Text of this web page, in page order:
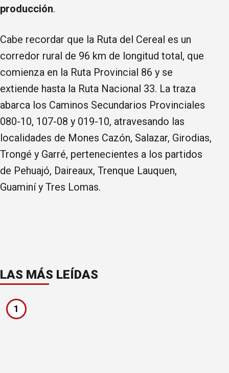
producción.
Cabe recordar que la Ruta del Cereal es un
corredor rural de 96 km de longitud total, que
comienza en la Ruta Provincial 86 y se
extiende hasta la Ruta Nacional 33. La traza
abarca los Caminos Secundarios Provinciales
080-10, 107-08 y 019-10, atravesando las
localidades de Mones Cazón, Salazar, Girodias,
Trongé y Garré, pertenecientes a los partidos
de Pehuajó, Daireaux, Trenque Lauquen,
Guaminí y Tres Lomas.
LAS MÁS LEÍDAS
1